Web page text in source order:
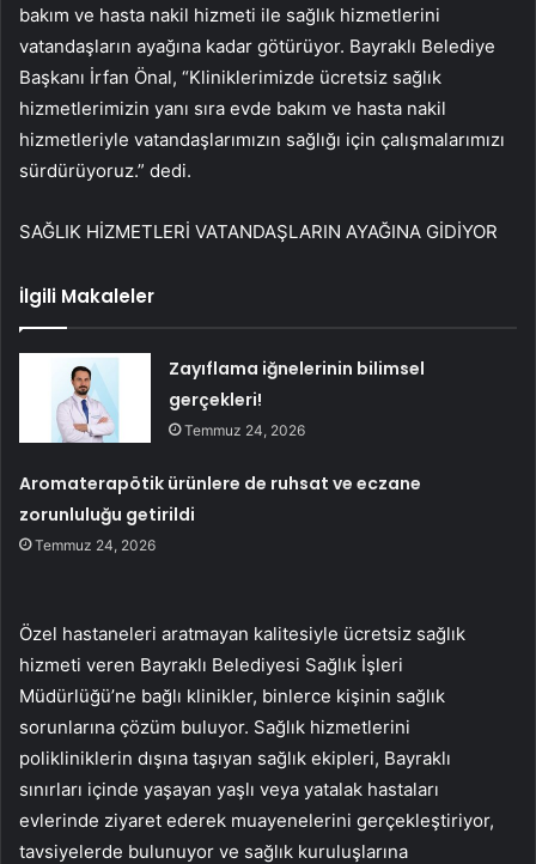
bakım ve hasta nakil hizmeti ile sağlık hizmetlerini
vatandaşların ayağına kadar götürüyor. Bayraklı Belediye
Başkanı İrfan Önal, “Kliniklerimizde ücretsiz sağlık
hizmetlerimizin yanı sıra evde bakım ve hasta nakil
hizmetleriyle vatandaşlarımızın sağlığı için çalışmalarımızı
sürdürüyoruz.” dedi.
SAĞLIK HİZMETLERİ VATANDAŞLARIN AYAĞINA GİDİYOR
İlgili Makaleler
Zayıflama iğnelerinin bilimsel
gerçekleri!
Temmuz 24, 2026
Aromaterapötik ürünlere de ruhsat ve eczane
zorunluluğu getirildi
Temmuz 24, 2026
Özel hastaneleri aratmayan kalitesiyle ücretsiz sağlık
hizmeti veren Bayraklı Belediyesi Sağlık İşleri
Müdürlüğü’ne bağlı klinikler, binlerce kişinin sağlık
sorunlarına çözüm buluyor. Sağlık hizmetlerini
polikliniklerin dışına taşıyan sağlık ekipleri, Bayraklı
sınırları içinde yaşayan yaşlı veya yatalak hastaları
evlerinde ziyaret ederek muayenelerini gerçekleştiriyor,
tavsiyelerde bulunuyor ve sağlık kuruluşlarına